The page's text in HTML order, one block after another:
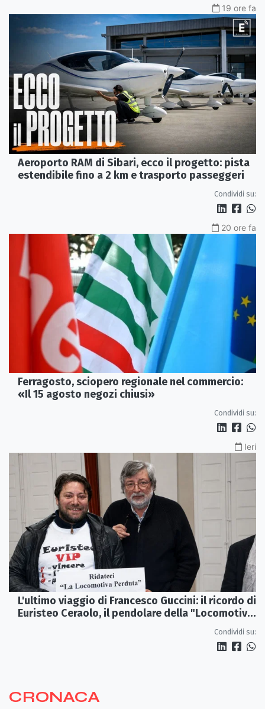
19 ore fa
Aeroporto RAM di Sibari, ecco il progetto: pista
estendibile fino a 2 km e trasporto passeggeri
Condividi su:
20 ore fa
Ferragosto, sciopero regionale nel commercio:
«Il 15 agosto negozi chiusi»
Condividi su:
Ieri
L'ultimo viaggio di Francesco Guccini: il ricordo di
Euristeo Ceraolo, il pendolare della "Locomotiva
Condividi su:
CRONACA